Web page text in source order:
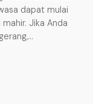
dapat mulai
Jika Anda